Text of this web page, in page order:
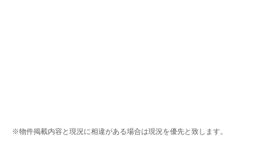
※物件掲載内容と現況に相違がある場合は現況を優先と致します。